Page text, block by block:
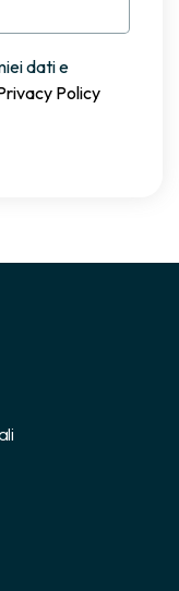
dati e
Policy